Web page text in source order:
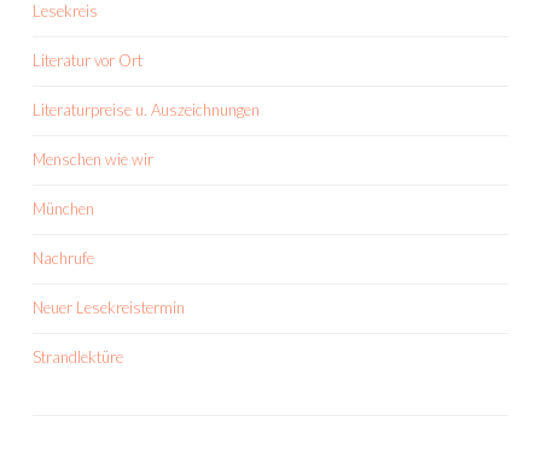
Lesekreis
Literatur vor Ort
Literaturpreise u. Auszeichnungen
Menschen wie wir
München
Nachrufe
Neuer Lesekreistermin
Strandlektüre